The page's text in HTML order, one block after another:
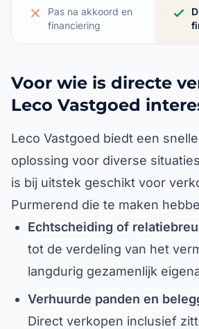
Pas na akkoord en
financiering
Voor wie is directe
Leco Vastgoed
Leco Vastgoed biedt een
oplossing voor diverse
is bij uitstek geschikt voor
Purmerend die te maken
Echtscheiding of
tot de verdeling van het
langdurig gezamenlijk
Verhuurde panden en
Direct verkopen inclusief